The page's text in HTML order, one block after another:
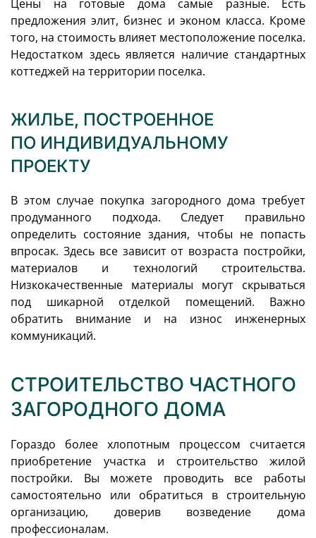
Цены на готовые дома самые разные. Есть
предложения элит, бизнес и эконом класса. Кроме
того, на стоимость влияет местоположение поселка.
Недостатком здесь является наличие стандартных
коттеджей на территории поселка.
ЖИЛЬЕ, ПОСТРОЕННОЕ
ПО ИНДИВИДУАЛЬНОМУ
ПРОЕКТУ
В этом случае покупка загородного дома требует
продуманного подхода. Следует правильно
определить состояние здания, чтобы не попасть
впросак. Здесь все зависит от возраста постройки,
материалов и технологий строительства.
Низкокачественные материалы могут скрываться
под шикарной отделкой помещений. Важно
обратить внимание и на износ инженерных
коммуникаций.
СТРОИТЕЛЬСТВО ЧАСТНОГО
ЗАГОРОДНОГО ДОМА
Гораздо более хлопотным процессом считается
приобретение участка и строительство жилой
постройки. Вы можете проводить все работы
самостоятельно или обратиться в строительную
организацию, доверив возведение дома
профессионалам.